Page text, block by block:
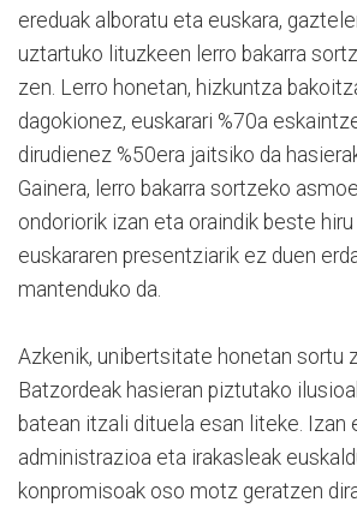
ereduak alboratu eta euskara,
uztartuko lituzkeen lerro bakarra
zen. Lerro honetan, hizkuntza
dagokionez, euskarari %70a
dirudienez %50era jaitsiko da
Gainera, lerro bakarra sortzeko
ondoriorik izan eta oraindik beste
euskararen presentziarik ez duen
mantenduko da.
Azkenik, unibertsitate honetan sortu
Batzordeak hasieran piztutako
batean itzali dituela esan liteke. Izan
administrazioa eta irakasleak
konpromisoak oso motz geratzen